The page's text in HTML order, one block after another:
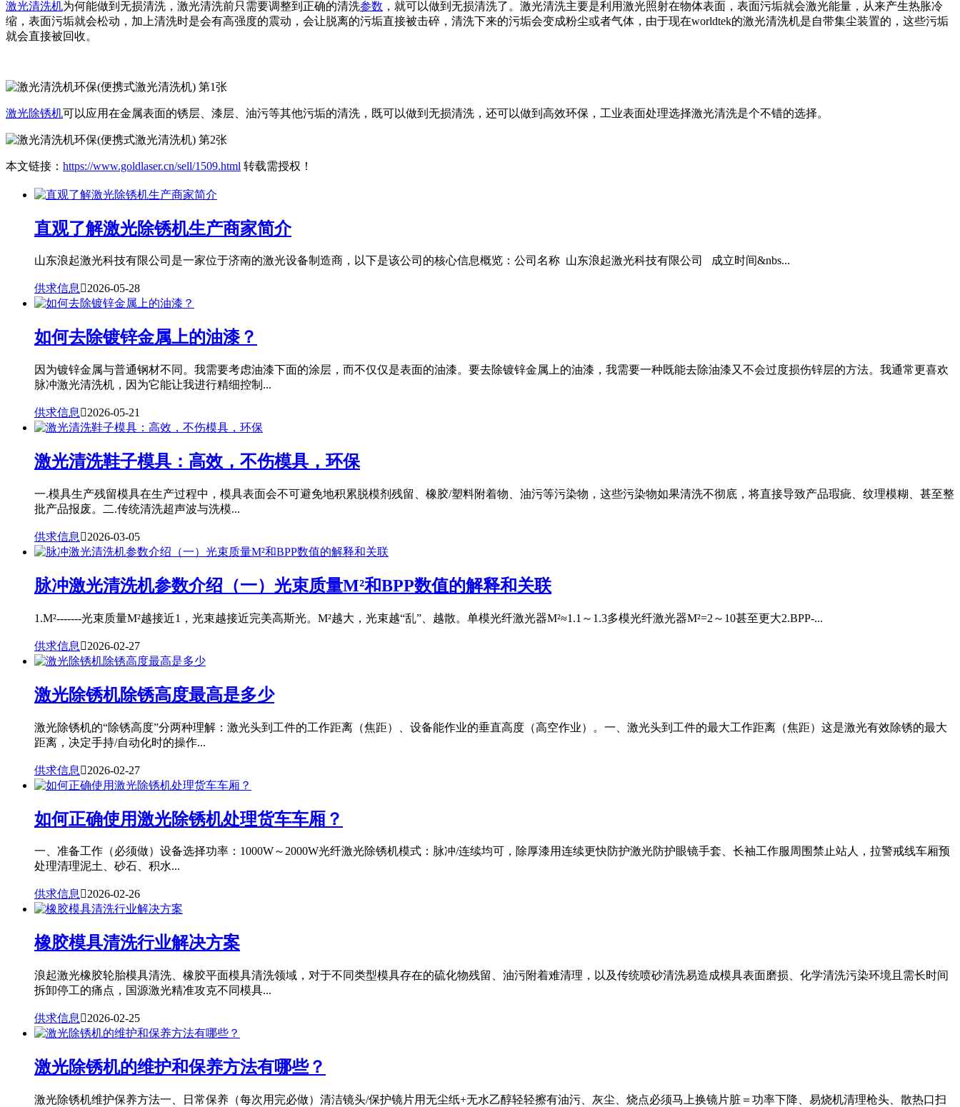
激光清洗机为何能做到无损清洗，激光清洗前只需要调整到正确的清洗参数 ，就可以做到无损清洗了。激光清洗主要是利用激光照射在物体表面，表面污垢就会激光能量，从来产生热胀冷
缩，表面污垢就会松动，加上清洗时是会有高强度的震动，会让脱离的污垢直接被击碎，清洗下来的污垢会变成粉尘或者气体，由于现在worldtek的激光清洗机是自带集尘装置的，这些污垢
就会直接被回收。
激光除锈机可以应用在金属表面的锈层、漆层、油污等其他污垢的清洗，既可以做到无损清洗，还可以做到高效环保，工业表面处理选择激光清洗是个不错的选择。
本文链接： https://www.goldlaser.cn/sell/1509.html 转载需授权！
直观了解激光除锈机生产商家简介
山东浪起激光科技有限公司是一家位于济南的激光设备制造商，以下是该公司的核心信息概览：公司名称 山东浪起激光科技有限公司 成立时间&nbs...
供求信息2026-05-28
如何去除镀锌金属上的油漆？
因为镀锌金属与普通钢材不同。我需要考虑油漆下面的涂层，而不仅仅是表面的油漆。要去除镀锌金属上的油漆，我需要一种既能去除油漆又不会过度损伤锌层的方法。我通常更喜欢
脉冲激光清洗机，因为它能让我进行精细控制...
供求信息 2026-05-21
激光清洗鞋子模具：高效，不伤模具，环保
一.模具生产残留模具在生产过程中，模具表面会不可避免地积累脱模剂残留、橡胶/塑料附着物、油污等污染物，这些污染物如果清洗不彻底，将直接导致产品瑕疵、纹理模糊、甚至整
批产品报废。二.传统清洗超声波与洗模...
供求信息 2026-03-05
脉冲激光清洗机参数介绍（一）光束质量M²和BPP数值的解释和关联
1.M²-------光束质量M²越接近1，光束越接近完美高斯光。M²越大，光束越“乱”、越散。单模光纤激光器M²≈1.1～1.3多模光纤激光器M²=2～10甚至更大2.BPP-...
供求信息 2026-02-27
激光除锈机除锈高度最高是多少
激光除锈机的“除锈高度”分两种理解：激光头到工件的工作距离（焦距）、设备能作业的垂直高度（高空作业）。一、激光头到工件的最大工作距离（焦距）这是激光有效除锈的最大
距离，决定手持/自动化时的操作...
供求信息 2026-02-27
如何正确使用激光除锈机处理货车车厢？
一、准备工作（必须做）设备选择功率：1000W～2000W光纤激光除锈机模式：脉冲/连续均可，除厚漆用连续更快防护激光防护眼镜手套、长袖工作服周围禁止站人，拉警戒线车厢预
处理清理泥土、砂石、积水...
供求信息2026-02-26
橡胶模具清洗行业解决方案
浪起激光橡胶轮胎模具清洗、橡胶平面模具清洗领域，对于不同类型模具存在的硫化物残留、油污附着难清理，以及传统喷砂清洗易造成模具表面磨损、化学清洗污染环境且需长时间
拆卸停工的痛点，国源激光精准攻克不同模具...
供求信息 2026-02-25
激光除锈机的维护和保养方法有哪些？
激光除锈机维护保养方法一、日常保养（每次用完必做）清洁镜头/保护镜片用无尘纸+无水乙醇轻轻擦有油污、灰尘、烧点必须马上换镜片脏＝功率下降、易烧机清理枪头、散热口扫